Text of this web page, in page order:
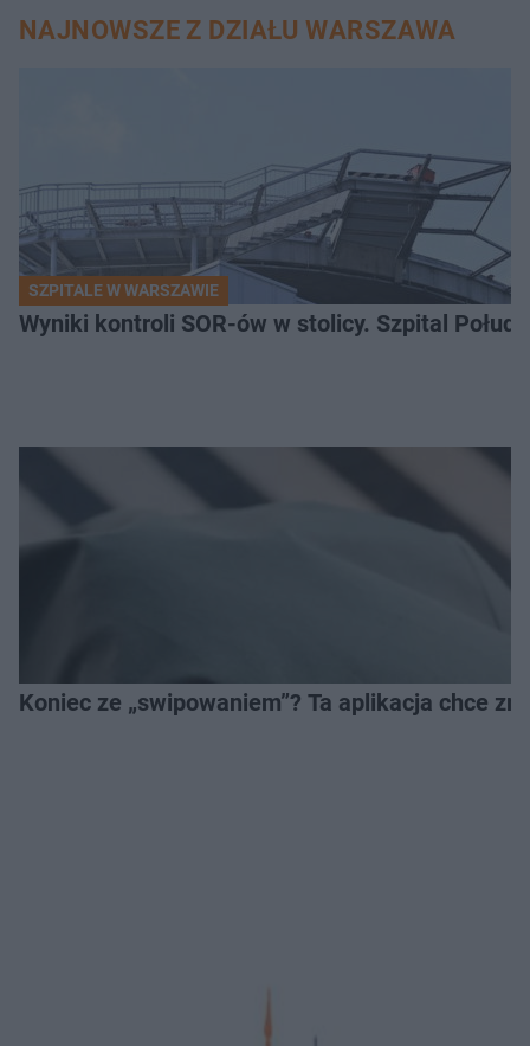
NAJNOWSZE Z DZIAŁU WARSZAWA
SZPITALE W WARSZAWIE
Wyniki kontroli SOR-ów w stolicy. Szpital
Koniec ze „swipowaniem”? Ta aplikacja chce